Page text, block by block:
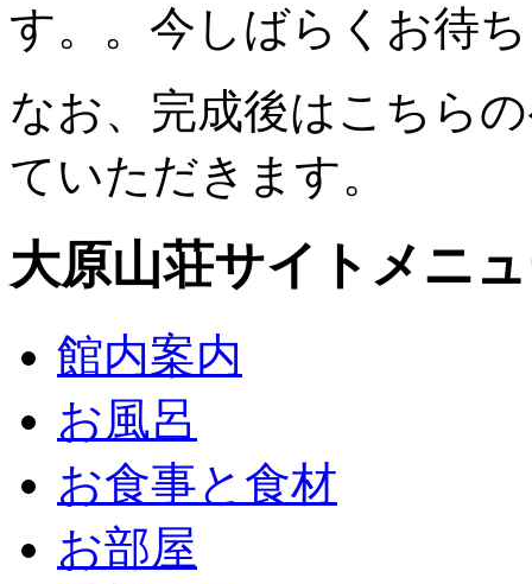
す。。今しばらくお待
なお、完成後はこちら
ていただきます。
大原山荘サイトメニ
館内案内
お風呂
お食事と食材
お部屋